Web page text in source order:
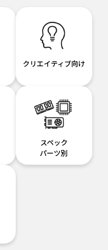
クリエイティブ向け
スペック
パーツ別